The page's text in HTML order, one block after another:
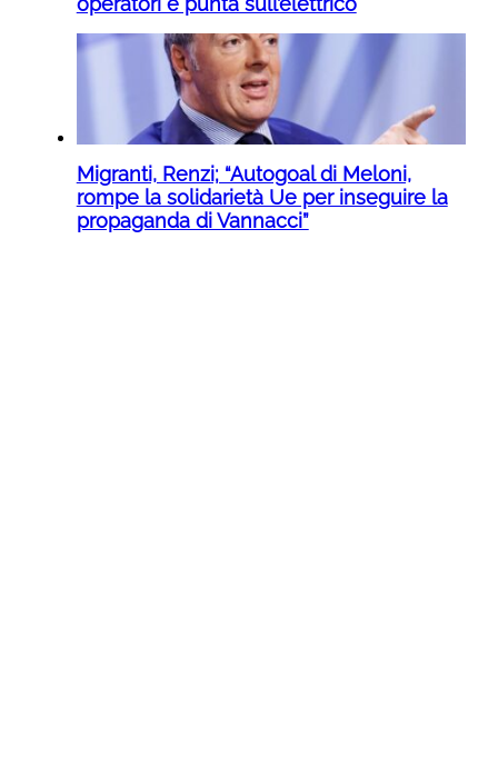
Migranti, Renzi; “Autogoal di Meloni,
rompe la solidarietà Ue per inseguire la
propaganda di Vannacci”